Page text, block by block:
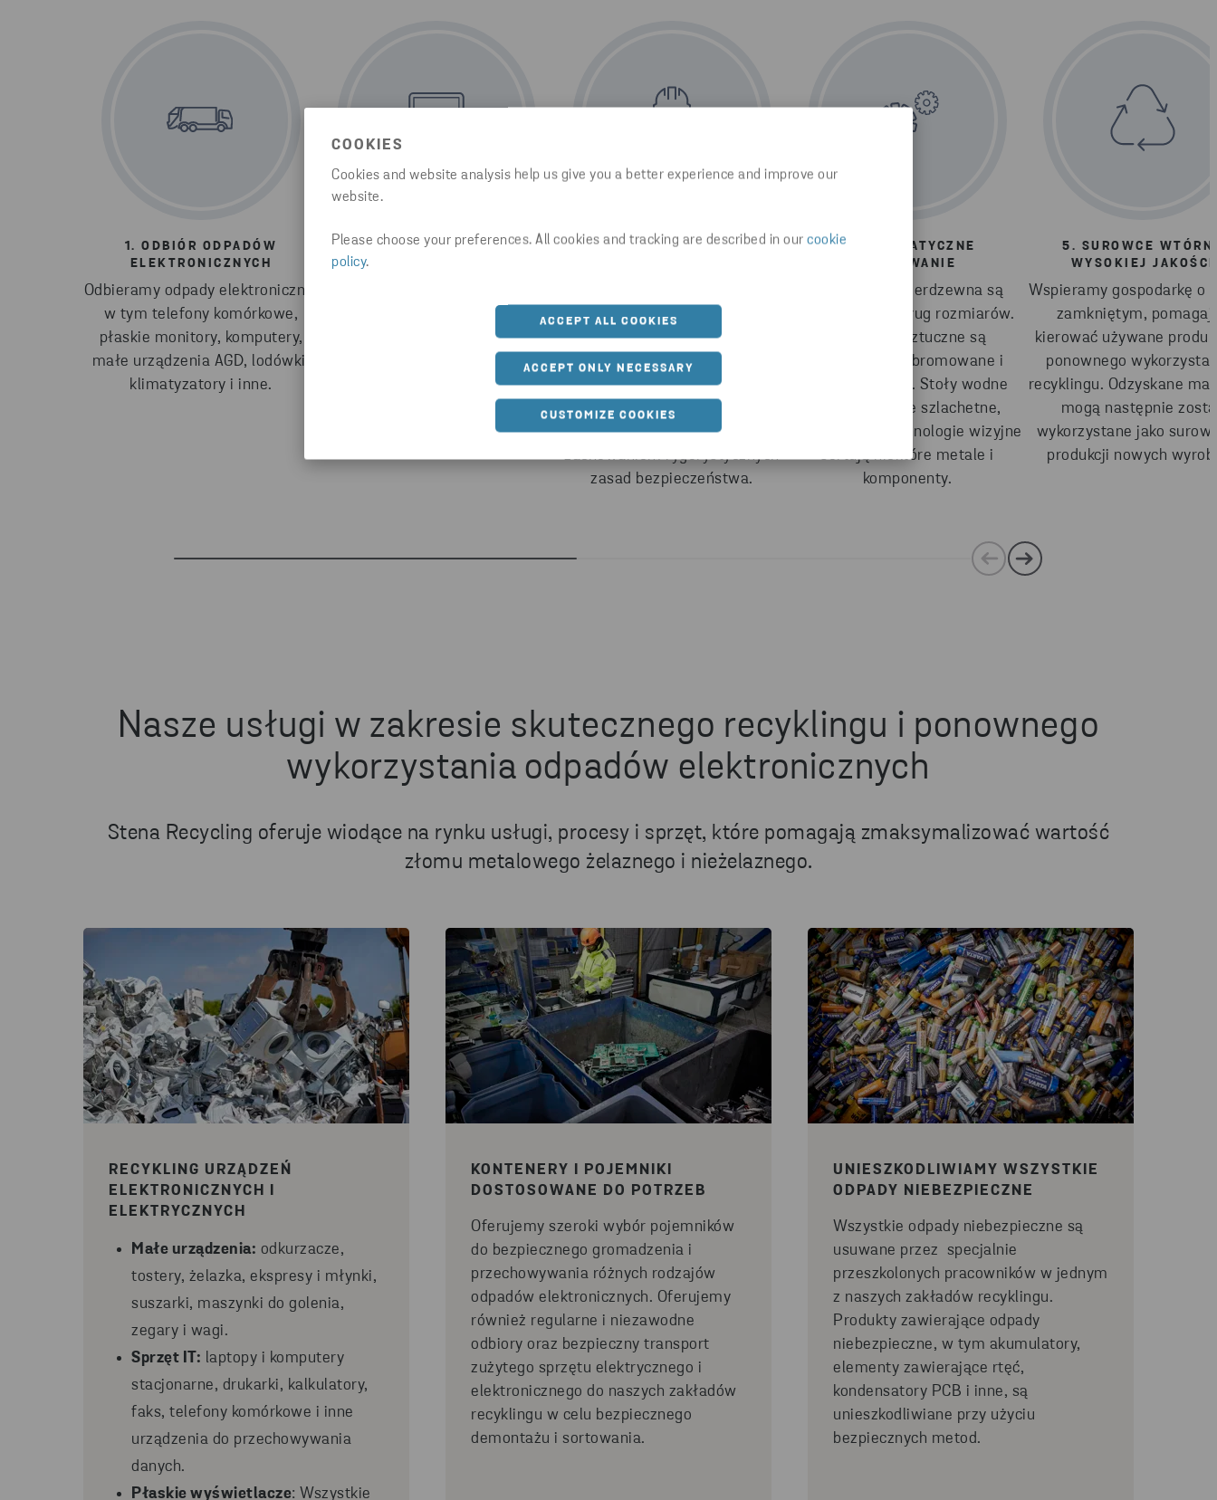
COOKIES
Cookies and website analysis help us give you a better experience and improve our
website.
Please choose your preferences. All cookies and tracking are described in our cookie
policy.
ACCEPT ALL COOKIES
ACCEPT ONLY NECESSARY
CUSTOMIZE COOKIES
1. ODBIÓR ODPADÓW
ELEKTRONICZNYCH
Odbieramy odpady elektroniczne,
w tym telefony komórkowe,
płaskie monitory, komputery,
małe urządzenia AGD, lodówki,
klimatyzatory i inne.
2. RECYKLING I REUSE
Oprócz recyklingu odpadów
komponenty, aby wydłużyć
żywotność produktów i jak
najlepiej wykorzystywać zasoby.
3. USUWANIE ODPADÓW
wszystkich niebezpiecznych
składników i substancji. Z
akumulatorami, komponentami z
rtęcią, kondensatorami PCB i
innymi niebezpiecznymi
odpadami postępujemy z
zachowaniem rygorystycznych
zasad bezpieczeństwa.
4. AUTOMATYCZNE
SORTOWANIE
Metale i stal nierdzewna są
sortowane według rozmiarów.
Tworzywa sztuczne są
sortowane na bromowane i
niebromowane. Stoły wodne
sortują metale szlachetne,
podczas gdy technologie wizyjne
sortują niektóre metale i
komponenty.
5. SUROWCE
WYSOKIEJ JAKOŚCI
Wspieramy gospodarkę o
zamkniętym,
kierować używane
ponownego
recyklingu. Odzyskane
mogą następnie
wykorzystane jako
produkcji nowych
Nasze usługi w zakresie skutecznego recyklingu i ponownego
wykorzystania odpadów elektronicznych
Stena Recycling oferuje wiodące na rynku usługi, procesy i sprzęt, które pomagają zmaksymalizować wartość
złomu metalowego żelaznego i nieżelaznego.
RECYKLING URZĄDZEŃ
ELEKTRONICZNYCH I
ELEKTRYCZNYCH
Małe urządzenia: odkurzacze,
tostery, żelazka, ekspresy i młynki,
suszarki, maszynki do golenia,
zegary i wagi.
Sprzęt IT: laptopy i komputery
stacjonarne, drukarki, kalkulatory,
faks, telefony komórkowe i inne
urządzenia do przechowywania
danych.
Płaskie wyświetlacze: Wszystkie
KONTENERY I POJEMNIKI
DOSTOSOWANE DO POTRZEB
Oferujemy szeroki wybór pojemników
do bezpiecznego gromadzenia i
przechowywania różnych rodzajów
odpadów elektronicznych. Oferujemy
również regularne i niezawodne
odbiory oraz bezpieczny transport
zużytego sprzętu elektrycznego i
elektronicznego do naszych zakładów
recyklingu w celu bezpiecznego
demontażu i sortowania.
UNIESZKODLIWIAMY WSZYSTKIE
ODPADY NIEBEZPIECZNE
Wszystkie odpady niebezpieczne są
usuwane przez specjalnie
przeszkolonych pracowników w jednym
z naszych zakładów recyklingu.
Produkty zawierające odpady
niebezpieczne, w tym akumulatory,
elementy zawierające rtęć,
kondensatory PCB i inne, są
unieszkodliwiane przy użyciu
bezpiecznych metod.